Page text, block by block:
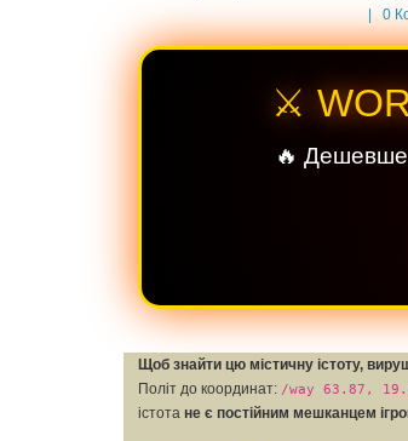
| 0
⚔️
🔥
Щоб знайти цю містичну істоту,
Політ до координат: /way 63.87,
істота не є постійним мешканцем